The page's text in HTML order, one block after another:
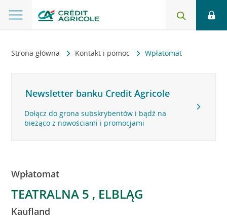
Strona główna Kontakt i pomoc Wpłatomat
Newsletter banku Credit Agricole
Dołącz do grona subskrybentów i bądź na
bieżąco z nowościami i promocjami
Wpłatomat
TEATRALNA 5 , ELBLĄG
Kaufland